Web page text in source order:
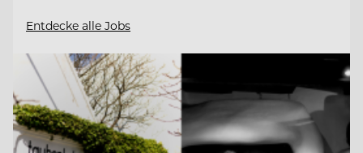
Entdecke alle Jobs